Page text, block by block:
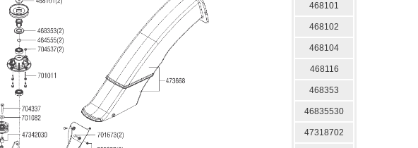
468101
468102
468104
468116
468353
46835530
47318702